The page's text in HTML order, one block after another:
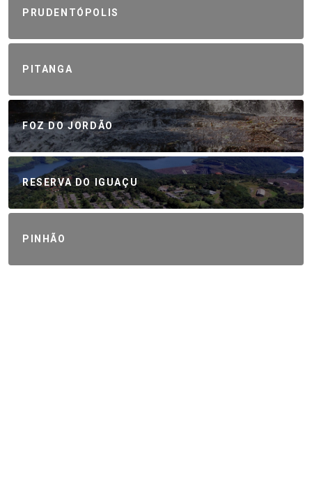
PRUDENTÓPOLIS
PITANGA
FOZ DO JORDÃO
RESERVA DO IGUAÇU
PINHÃO